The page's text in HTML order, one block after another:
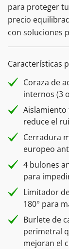
para proteger
precio
con soluciones
Características
Coraza de
internos (3
Aislamiento
reduce el
Cerradura
europeo
4 bulones
para
Limitador
180° para
Burlete de
perimetral
mejoran el